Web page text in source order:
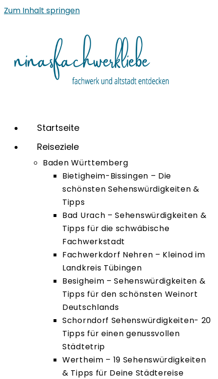
Zum Inhalt springen
Startseite
Reiseziele
Baden Württemberg
Bietigheim-Bissingen – Die
schönsten Sehenswürdigkeiten &
Tipps
Bad Urach – Sehenswürdigkeiten &
Tipps für die schwäbische
Fachwerkstadt
Fachwerkdorf Nehren – Kleinod im
Landkreis Tübingen
Besigheim – Sehenswürdigkeiten &
Tipps für den schönsten Weinort
Deutschlands
Schorndorf Sehenswürdigkeiten- 20
Tipps für einen genussvollen
Städtetrip
Wertheim – 19 Sehenswürdigkeiten
& Tipps für Deine Städtereise